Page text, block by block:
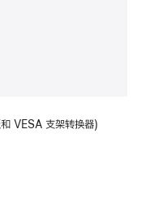
VESA 支架转换器)